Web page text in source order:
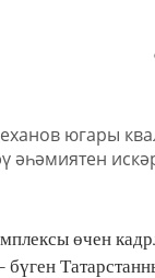
өчен
бүген